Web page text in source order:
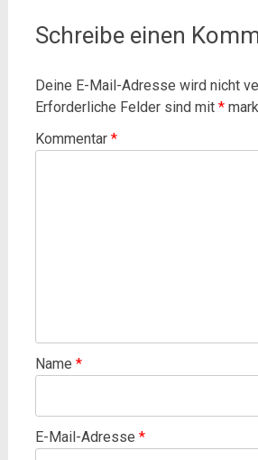
Schreibe einen
Deine E-Mail-Adresse wird nicht
Erforderliche Felder sind mit *
Kommentar *
Name *
E-Mail-Adresse *